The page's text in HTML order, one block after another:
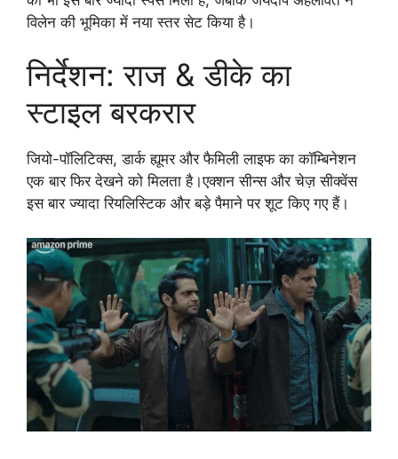
विलेन की भूमिका में नया स्तर सेट किया है।
निर्देशन: राज & डीके का
स्टाइल बरकरार
जियो-पॉलिटिक्स, डार्क ह्यूमर और फैमिली लाइफ का कॉम्बिनेशन
एक बार फिर देखने को मिलता है।एक्शन सीन्स और चेज़ सीक्वेंस
इस बार ज्यादा रियलिस्टिक और बड़े पैमाने पर शूट किए गए हैं।